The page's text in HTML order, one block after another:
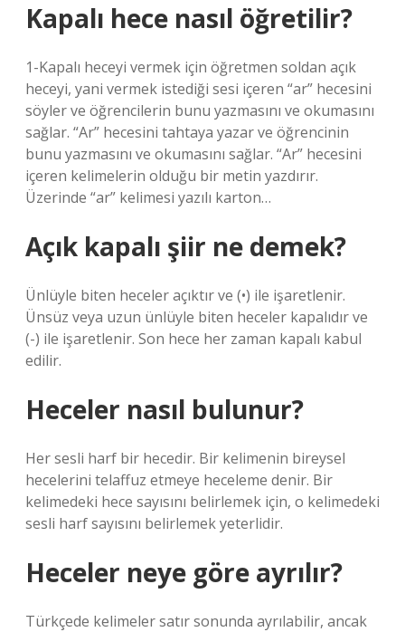
Kapalı hece nasıl öğretilir?
1-Kapalı heceyi vermek için öğretmen soldan açık
heceyi, yani vermek istediği sesi içeren “ar” hecesini
söyler ve öğrencilerin bunu yazmasını ve okumasını
sağlar. “Ar” hecesini tahtaya yazar ve öğrencinin
bunu yazmasını ve okumasını sağlar. “Ar” hecesini
içeren kelimelerin olduğu bir metin yazdırır.
Üzerinde “ar” kelimesi yazılı karton…
Açık kapalı şiir ne demek?
Ünlüyle biten heceler açıktır ve (•) ile işaretlenir.
Ünsüz veya uzun ünlüyle biten heceler kapalıdır ve
(-) ile işaretlenir. Son hece her zaman kapalı kabul
edilir.
Heceler nasıl bulunur?
Her sesli harf bir hecedir. Bir kelimenin bireysel
hecelerini telaffuz etmeye heceleme denir. Bir
kelimedeki hece sayısını belirlemek için, o kelimedeki
sesli harf sayısını belirlemek yeterlidir.
Heceler neye göre ayrılır?
Türkçede kelimeler satır sonunda ayrılabilir, ancak